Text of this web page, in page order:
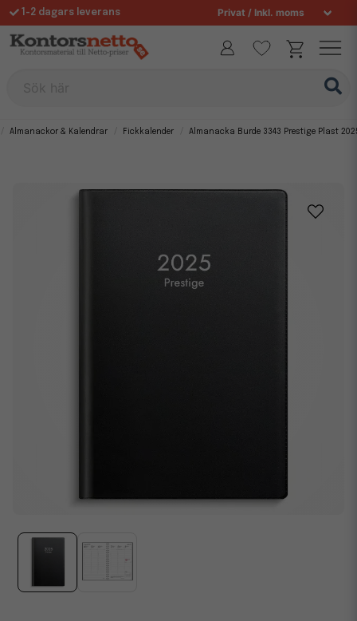
1-2 dagars leverans
Fri frakt över 995 kr
Almanackor & Kalendrar Fickkalender Almanacka Burde 3343 Prestige Plast